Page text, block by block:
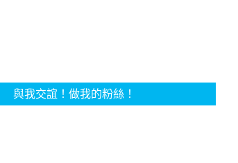
與我交誼！做我的粉絲！